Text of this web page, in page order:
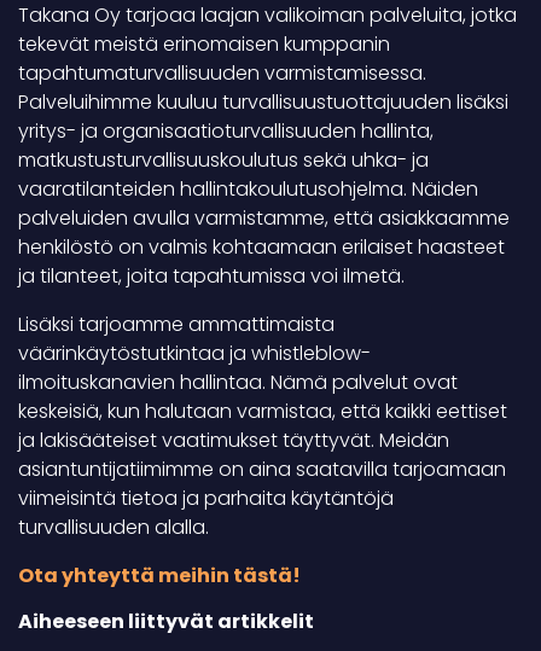
Takana Oy tarjoaa laajan valikoiman palveluita, jotka
tekevät meistä erinomaisen kumppanin
tapahtumaturvallisuuden varmistamisessa.
Palveluihimme kuuluu turvallisuustuottajuuden lisäksi
yritys- ja organisaatioturvallisuuden hallinta,
matkustusturvallisuuskoulutus sekä uhka- ja
vaaratilanteiden hallintakoulutusohjelma. Näiden
palveluiden avulla varmistamme, että asiakkaamme
henkilöstö on valmis kohtaamaan erilaiset haasteet
ja tilanteet, joita tapahtumissa voi ilmetä.
Lisäksi tarjoamme ammattimaista
väärinkäytöstutkintaa ja whistleblow-
ilmoituskanavien hallintaa. Nämä palvelut ovat
keskeisiä, kun halutaan varmistaa, että kaikki eettiset
ja lakisääteiset vaatimukset täyttyvät. Meidän
asiantuntijatiimimme on aina saatavilla tarjoamaan
viimeisintä tietoa ja parhaita käytäntöjä
turvallisuuden alalla.
Ota yhteyttä meihin tästä!
Aiheeseen liittyvät artikkelit